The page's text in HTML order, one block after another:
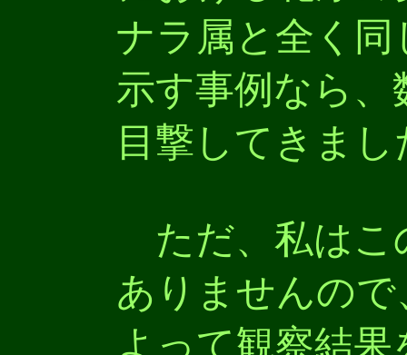
ナラ属と全く
示す事例なら
目撃してきまし
ただ、私はこ
ありませんの
よって観察結